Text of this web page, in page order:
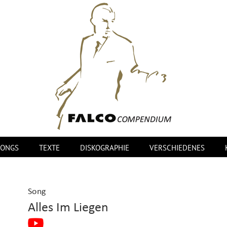
TEXTE DISKOGRAPHIE VERSCHIEDENES
Song
Alles Im Liegen